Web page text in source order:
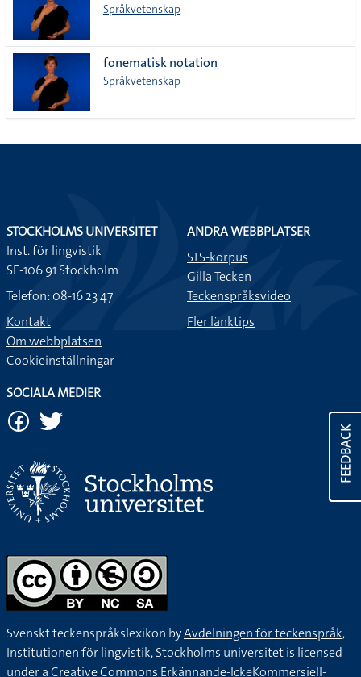
lista
Språkvetenskap
fonematisk notation
Språkvetenskap
FEEDBACK
STOCKHOLMS UNIVERSITET
Inst. för lingvistik
SE-106 91 Stockholm
Telefon: 08-16 23 47
Kontakt
Om webbplatsen
Cookieinställningar
ANDRA WEBBPLATSER
STS-korpus
Gilla Tecken
Teckenspråksvideo
Fler länktips
SOCIALA MEDIER
Svenskt teckenspråkslexikon byAvdelningen för teckenspråk,
Institutionen för lingvistik, Stockholms universitetis licensed
under aCreative Commons Erkännande-IckeKommersiell-